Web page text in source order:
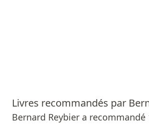
Livres recommandés par
Bernard Reybier a
Sources